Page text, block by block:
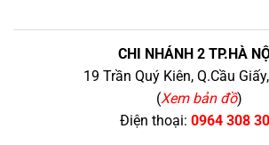
CHI NHÁNH 2 TP.HÀ
19 Trần Quý Kiên, Q.Cầu
(Xem bản đồ)
Điện thoại: 0964 308